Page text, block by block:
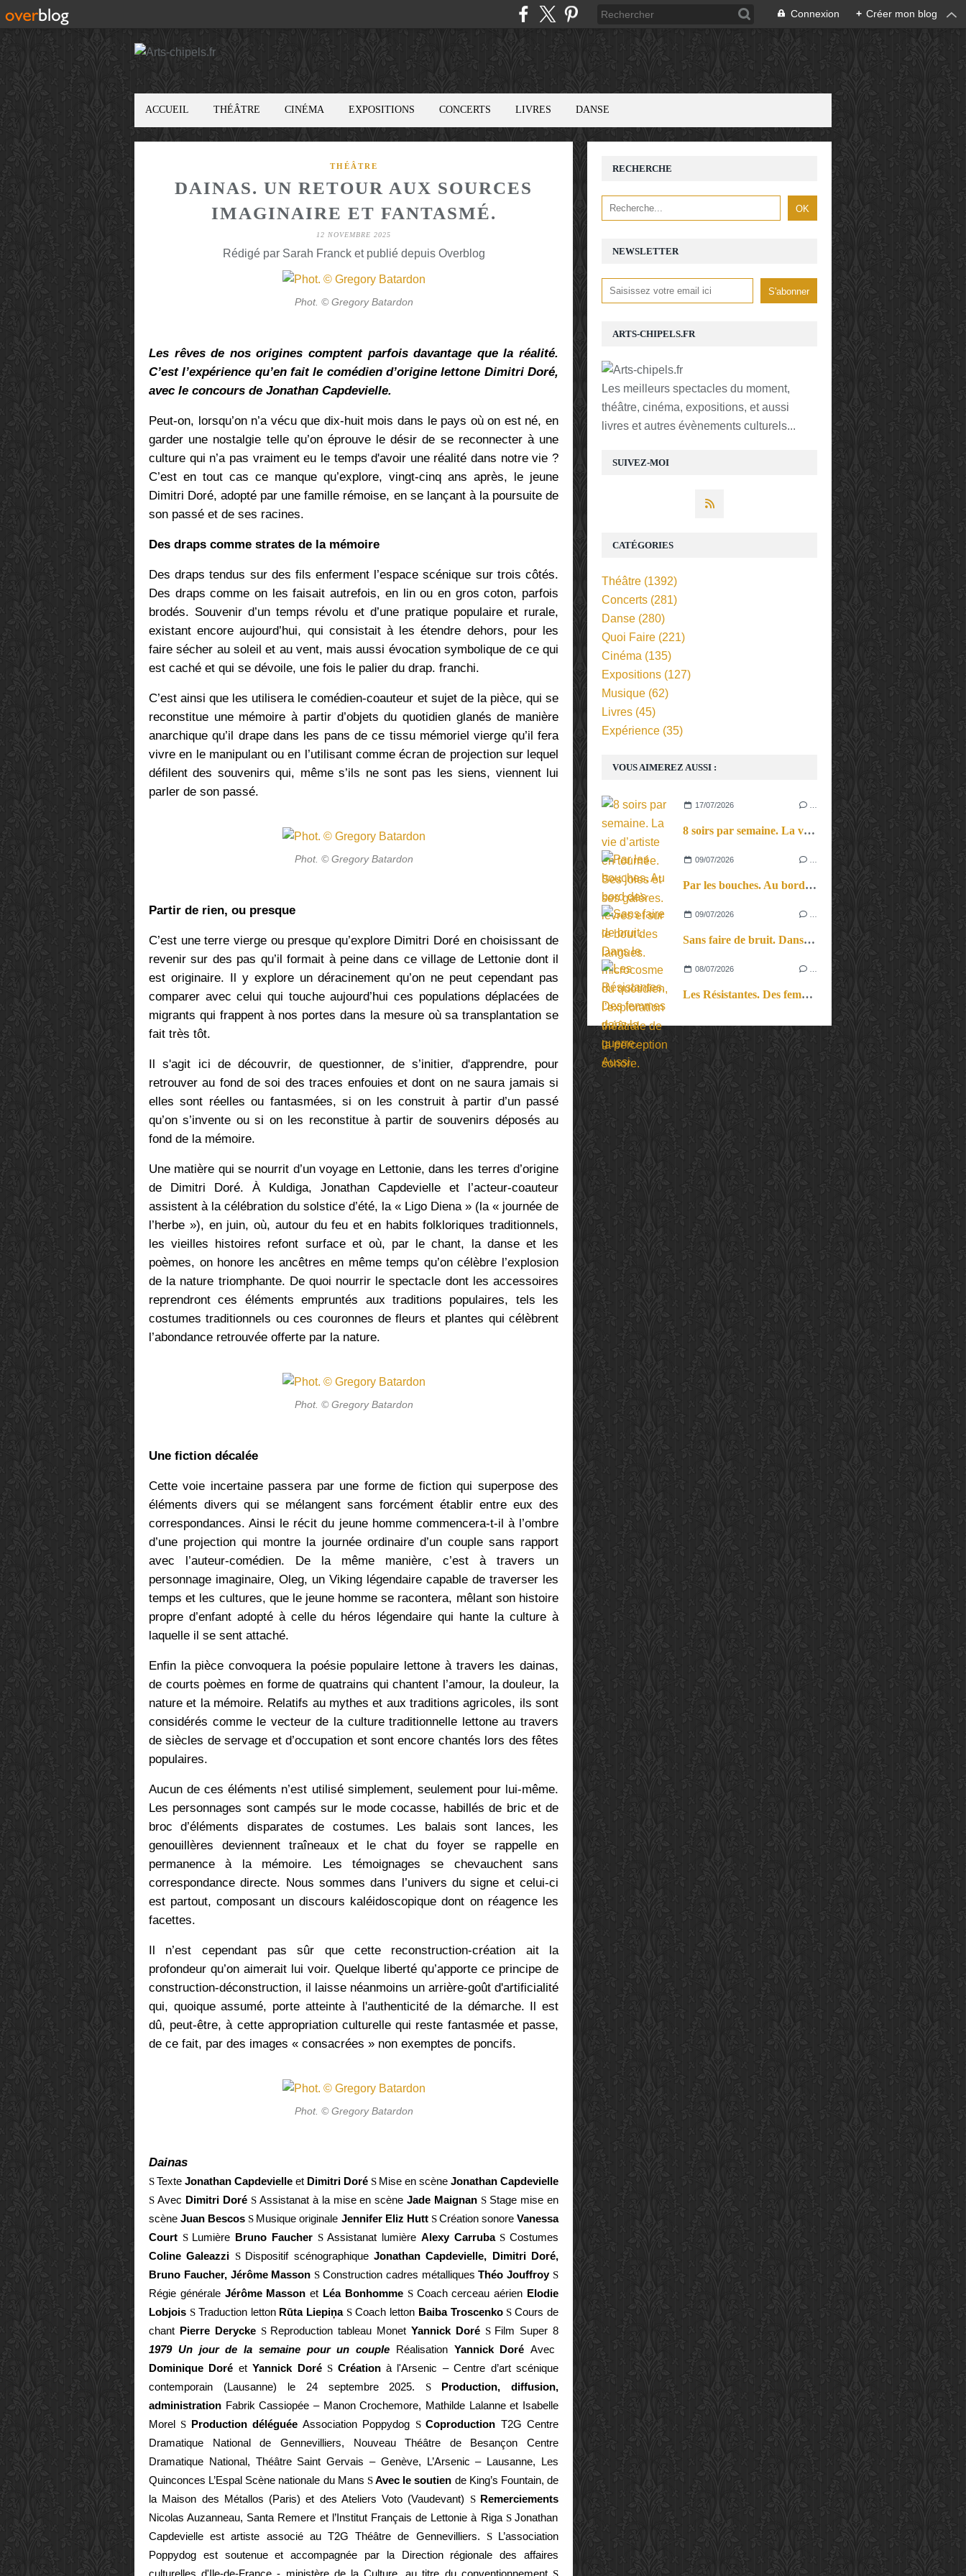
Connexion + Créer mon blog
ACCUEIL THÉÂTRE CINÉMA EXPOSITIONS CONCERTS LIVRES DANSE
THÉÂTRE
DAINAS. UN RETOUR AUX SOURCES
IMAGINAIRE ET FANTASMÉ.
12 NOVEMBRE 2025
Rédigé par Sarah Franck et publié depuis Overblog
Phot. © Gregory Batardon
Les rêves de nos origines comptent parfois davantage que la réalité.
C’est l’expérience qu’en fait le comédien d’origine lettone Dimitri Doré,
avec le concours de Jonathan Capdevielle.
Peut-on, lorsqu’on n’a vécu que dix-huit mois dans le pays où on est né, en
garder une nostalgie telle qu’on éprouve le désir de se reconnecter à une
culture qui n’a pas vraiment eu le temps d'avoir une réalité dans notre vie ?
C’est en tout cas ce manque qu’explore, vingt-cinq ans après, le jeune
Dimitri Doré, adopté par une famille rémoise, en se lançant à la poursuite de
son passé et de ses racines.
Des draps comme strates de la mémoire
Des draps tendus sur des fils enferment l’espace scénique sur trois côtés.
Des draps comme on les faisait autrefois, en lin ou en gros coton, parfois
brodés. Souvenir d’un temps révolu et d’une pratique populaire et rurale,
existant encore aujourd’hui, qui consistait à les étendre dehors, pour les
faire sécher au soleil et au vent, mais aussi évocation symbolique de ce qui
est caché et qui se dévoile, une fois le palier du drap. franchi.
C’est ainsi que les utilisera le comédien-coauteur et sujet de la pièce, qui se
reconstitue une mémoire à partir d’objets du quotidien glanés de manière
anarchique qu’il drape dans les pans de ce tissu mémoriel vierge qu’il fera
vivre en le manipulant ou en l’utilisant comme écran de projection sur lequel
défilent des souvenirs qui, même s’ils ne sont pas les siens, viennent lui
parler de son passé.
Phot. © Gregory Batardon
Partir de rien, ou presque
C’est une terre vierge ou presque qu’explore Dimitri Doré en choisissant de
revenir sur des pas qu’il formait à peine dans ce village de Lettonie dont il
est originaire. Il y explore un déracinement qu’on ne peut cependant pas
comparer avec celui qui touche aujourd’hui ces populations déplacées de
migrants qui frappent à nos portes dans la mesure où sa transplantation se
fait très tôt.
Il s'agit ici de découvrir, de questionner, de s’initier, d'apprendre, pour
retrouver au fond de soi des traces enfouies et dont on ne saura jamais si
elles sont réelles ou fantasmées, si on les construit à partir d’un passé
qu’on s’invente ou si on les reconstitue à partir de souvenirs déposés au
fond de la mémoire.
Une matière qui se nourrit d’un voyage en Lettonie, dans les terres d’origine
de Dimitri Doré. À Kuldiga, Jonathan Capdevielle et l’acteur-coauteur
assistent à la célébration du solstice d’été, la « Ligo Diena » (la « journée de
l’herbe »), en juin, où, autour du feu et en habits folkloriques traditionnels,
les vieilles histoires refont surface et où, par le chant, la danse et les
poèmes, on honore les ancêtres en même temps qu’on célèbre l’explosion
de la nature triomphante. De quoi nourrir le spectacle dont les accessoires
reprendront ces éléments empruntés aux traditions populaires, tels les
costumes traditionnels ou ces couronnes de fleurs et plantes qui célèbrent
l’abondance retrouvée offerte par la nature.
Phot. © Gregory Batardon
Une fiction décalée
Cette voie incertaine passera par une forme de fiction qui superpose des
éléments divers qui se mélangent sans forcément établir entre eux des
correspondances. Ainsi le récit du jeune homme commencera-t-il à l’ombre
d’une projection qui montre la journée ordinaire d’un couple sans rapport
avec l’auteur-comédien. De la même manière, c’est à travers un
personnage imaginaire, Oleg, un Viking légendaire capable de traverser les
temps et les cultures, que le jeune homme se racontera, mêlant son histoire
propre d’enfant adopté à celle du héros légendaire qui hante la culture à
laquelle il se sent attaché.
Enfin la pièce convoquera la poésie populaire lettone à travers les dainas,
de courts poèmes en forme de quatrains qui chantent l’amour, la douleur, la
nature et la mémoire. Relatifs au mythes et aux traditions agricoles, ils sont
considérés comme le vecteur de la culture traditionnelle lettone au travers
de siècles de servage et d’occupation et sont encore chantés lors des fêtes
populaires.
Aucun de ces éléments n’est utilisé simplement, seulement pour lui-même.
Les personnages sont campés sur le mode cocasse, habillés de bric et de
broc d’éléments disparates de costumes. Les balais sont lances, les
genouillères deviennent traîneaux et le chat du foyer se rappelle en
permanence à la mémoire. Les témoignages se chevauchent sans
correspondance directe. Nous sommes dans l’univers du signe et celui-ci
est partout, composant un discours kaléidoscopique dont on réagence les
facettes.
Il n’est cependant pas sûr que cette reconstruction-création ait la
profondeur qu’on aimerait lui voir. Quelque liberté qu’apporte ce principe de
construction-déconstruction, il laisse néanmoins un arrière-goût d'artificialité
qui, quoique assumé, porte atteinte à l'authenticité de la démarche. Il est
dû, peut-être, à cette appropriation culturelle qui reste fantasmée et passe,
de ce fait, par des images « consacrées » non exemptes de poncifs.
Phot. © Gregory Batardon
Dainas
STexte Jonathan Capdevielle et Dimitri Doré S Mise en scène Jonathan Capdevielle
S Avec Dimitri Doré S Assistanat à la mise en scèneJade Maignan S Stage mise en
scèneJuan Bescos S Musique originale Jennifer Eliz Hutt S Création sonoreVanessa
Court S Lumière Bruno Faucher S Assistanat lumière Alexy Carruba S Costumes
Coline Galeazzi S Dispositif scénographique Jonathan Capdevielle, Dimitri Doré,
Bruno Faucher, Jérôme Masson S Construction cadres métalliques Théo Jouffroy S
Régie générale Jérôme Massonet Léa Bonhomme S Coach cerceau aérien Elodie
Lobjois S Traduction letton Rūta Liepiņa S Coach letton Baiba Troscenko S Cours de
chant Pierre Derycke S Reproduction tableau Monet Yannick Doré S Film Super 8
1979 Un jour de la semaine pour un couple RéalisationYannick DoréAvec
Dominique Doré etYannick Doré S Créationà l'Arsenic – Centre d’art scénique
contemporain (Lausanne) le 24 septembre 2025. S
Production, diffusion,
administration Fabrik Cassiopée – Manon Crochemore, Mathilde Lalanne et Isabelle
Morel S Production déléguée Association Poppydog S Coproduction T2G Centre
Dramatique National de Gennevilliers, Nouveau Théâtre de Besançon Centre
Dramatique National, Théâtre Saint Gervais – Genève, L’Arsenic – Lausanne, Les
Quinconces L’Espal Scène nationale du Mans SAvec le soutien de King’s Fountain, de
la Maison des Métallos (Paris) et des Ateliers Voto (Vaudevant)
S Remerciements
Nicolas Auzanneau, Santa Remere et l’Institut Français de Lettonie à Riga S Jonathan
Capdevielle est artiste associé au T2G Théâtre de Gennevilliers.
S L’association
Poppydog est soutenue et accompagnée par la Direction régionale des affaires
culturelles d'Ile-de-France - ministère de la Culture, au titre du conventionnement
NEWSLETTER
SUIVEZ-MOI
RECHERCHE
ARTS-CHIPELS.FR
Les meilleurs spectacles du moment,
théâtre, cinéma, expositions, et aussi
livres et autres évènements culturels...
VOUS AIMEREZ AUSSI :
17/07/2026
8 soirs par semaine. La vie d’artiste en tournée. Ses joies et ses galères.
09/07/2026
Par les bouches. Au bord des lèvres et sur le bout des langues.
09/07/2026
Sans faire de bruit. Dans le microcosme du quotidien, l’exploration théâtrale de la perception sonore.
08/07/2026
Les Résistantes. Des femmes dans la guerre. Aussi.
CATÉGORIES
Théâtre (1392)
Concerts (281)
Danse (280)
Quoi Faire (221)
Cinéma (135)
Expositions (127)
Musique (62)
Livres (45)
Expérience (35)